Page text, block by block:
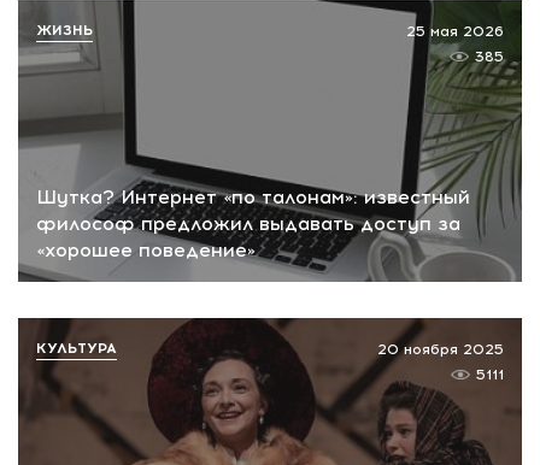
Шутка? Интернет «по талонам»: известный
философ предложил выдавать доступ за
«хорошее поведение»
25 мая 2026
385
ЖИЗНЬ
20 ноября 2025
5111
КУЛЬТУРА